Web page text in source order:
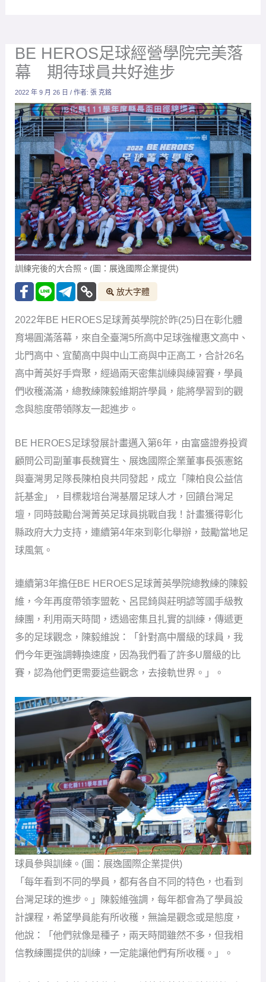
BE HEROS足球經營學院完美落
幕 期待球員共好進步
2022 年 9 月 26 日/ 作者:張 克銘
訓練完後的大合照。(圖：展逸國際企業提供)
放大字體
2022年BE HEROES足球菁英學院於昨(25)日在彰化體
育場圓滿落幕，來自全臺灣5所高中足球強權惠文高中、
北門高中、宜蘭高中與中山工商與中正高工，合計26名
高中菁英好手齊聚，經過兩天密集訓練與練習賽，學員
們收穫滿滿，總教練陳毅維期許學員，能將學習到的觀
念與態度帶領隊友一起進步。
BE HEROES足球發展計畫邁入第6年，由富盛證券投資
顧問公司副董事長魏寶生、展逸國際企業董事長張憲銘
與臺灣男足隊長陳柏良共同發起，成立「陳柏良公益信
託基金」，目標栽培台灣基層足球人才，回饋台灣足
壇，同時鼓勵台灣菁英足球員挑戰自我！計畫獲得彰化
縣政府大力支持，連續第4年來到彰化舉辦，鼓勵當地足
球風氣。
連續第3年擔任BE HEROES足球菁英學院總教練的陳毅
維，今年再度帶領李盟乾、呂昆錡與莊明諺等國手級教
練團，利用兩天時間，透過密集且扎實的訓練，傳遞更
多的足球觀念，陳毅維說：「針對高中層級的球員，我
們今年更強調轉換速度，因為我們看了許多U層級的比
賽，認為他們更需要這些觀念，去接軌世界。」。
球員參與訓練。(圖：展逸國際企業提供)
「每年看到不同的學員，都有各自不同的特色，也看到
台灣足球的進步。」陳毅維強調，每年都會為了學員設
計課程，希望學員能有所收穫，無論是觀念或是態度，
他說：「他們就像是種子，兩天時間雖然不多，但我相
信教練團提供的訓練，一定能讓他們有所收穫。」。